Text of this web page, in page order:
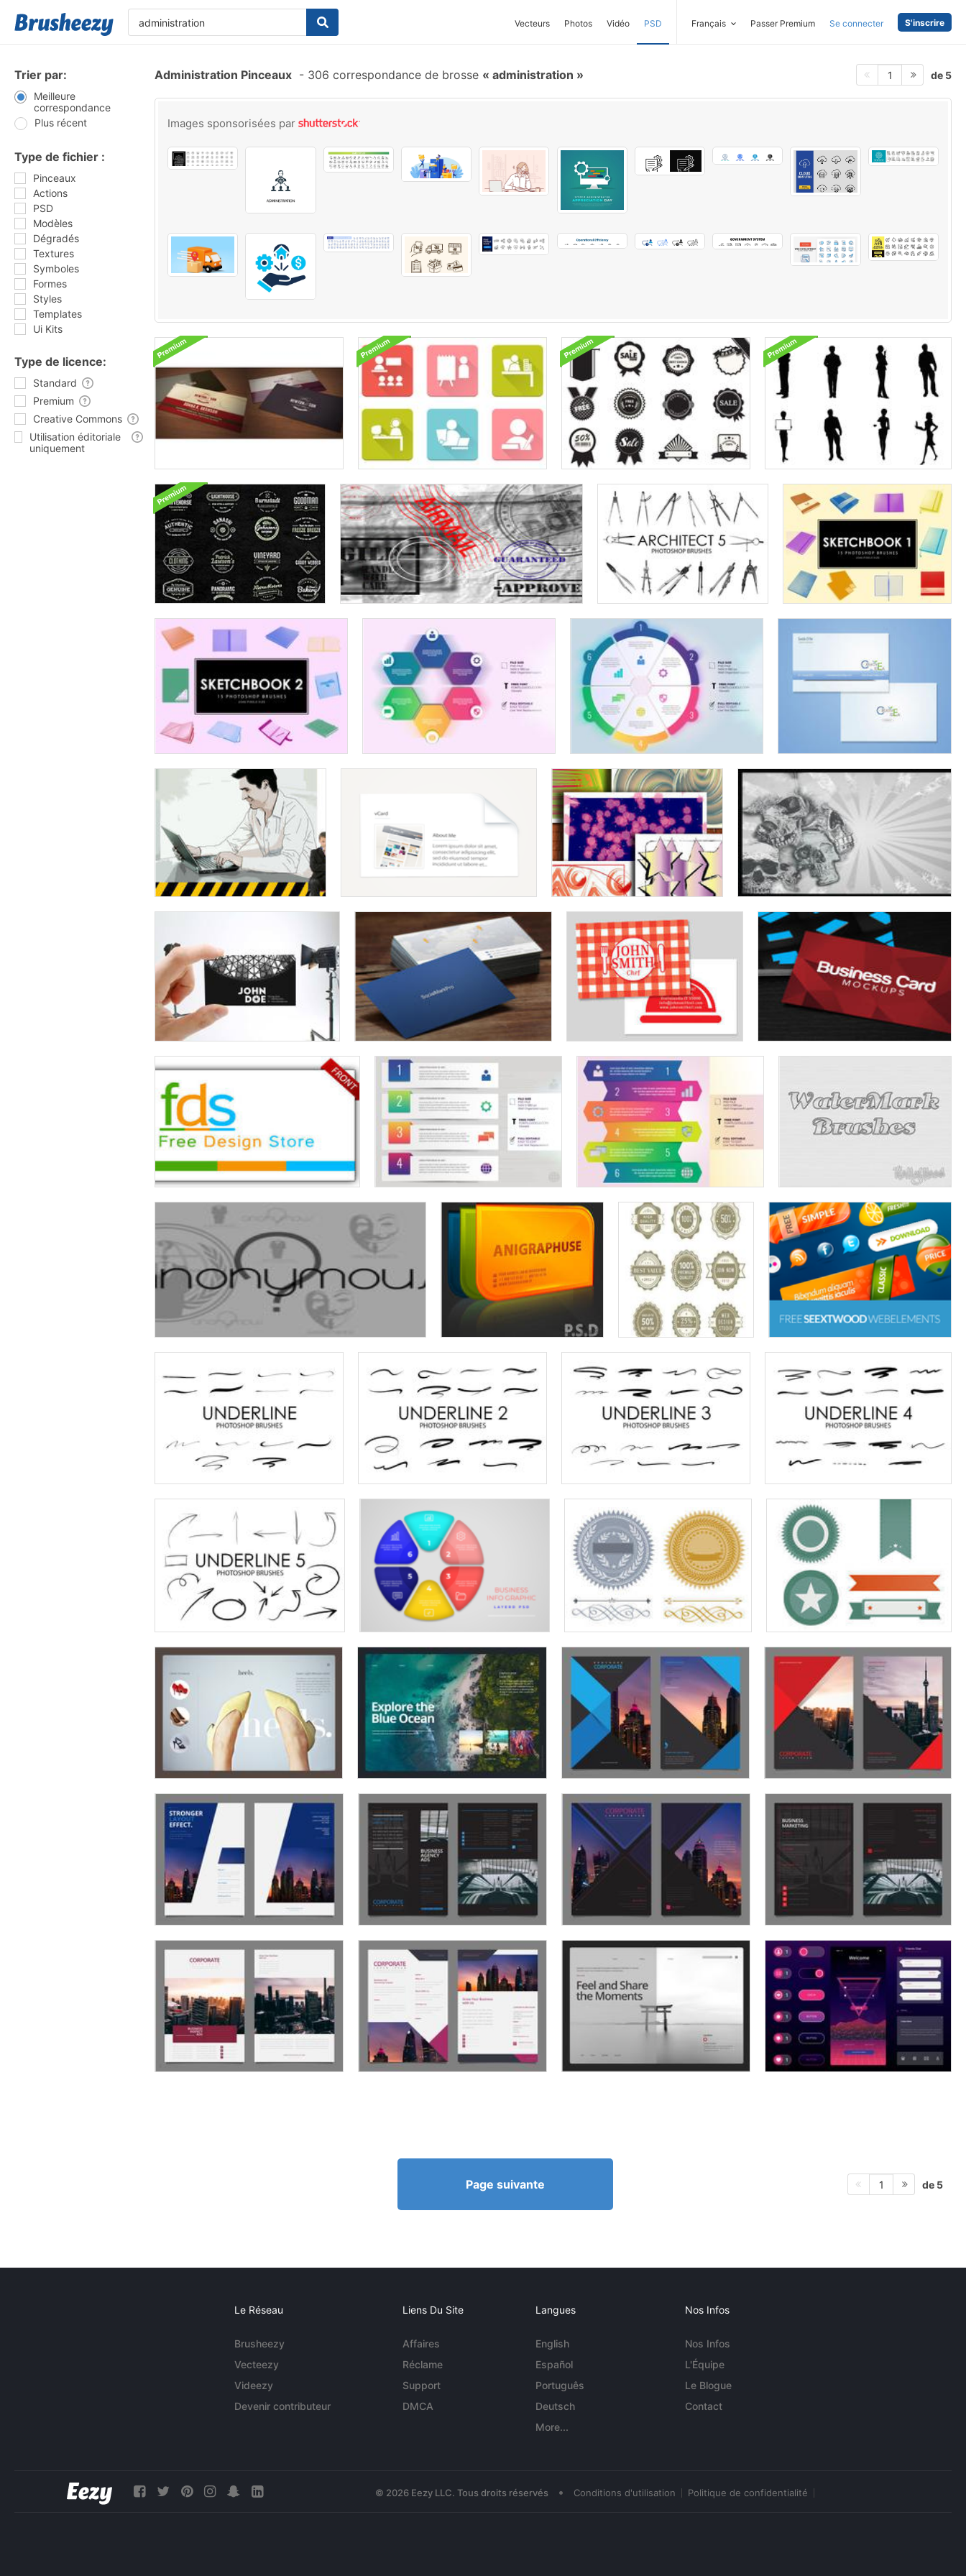
Vecteurs Photos Vidéo PSD Français Passer Premium Se connecter S'inscrire
Trier par:
Meilleure
correspondance
Plus récent
Type de fichier :
Pinceaux
Actions
PSD
Modèles
Dégradés
Textures
Symboles
Formes
Styles
Templates
Ui Kits
Type de licence:
Standard
Premium
Creative Commons
Utilisation éditoriale
uniquement
Administration Pinceaux - 306 correspondance de brosse administration 1 de 5
Images sponsorisées par
Page suivante 1 de 5
Le Réseau
Brusheezy
Vecteezy
Videezy
Devenir contributeur
Liens Du Site
Affaires
Réclame
Support
DMCA
Langues
English
Español
Português
Deutsch
More...
Nos Infos
Nos Infos
L'Équipe
Le Blogue
Contact
© 2026 Eezy LLC. Tous droits réservés • Conditions d'utilisation Politique de confidentialité